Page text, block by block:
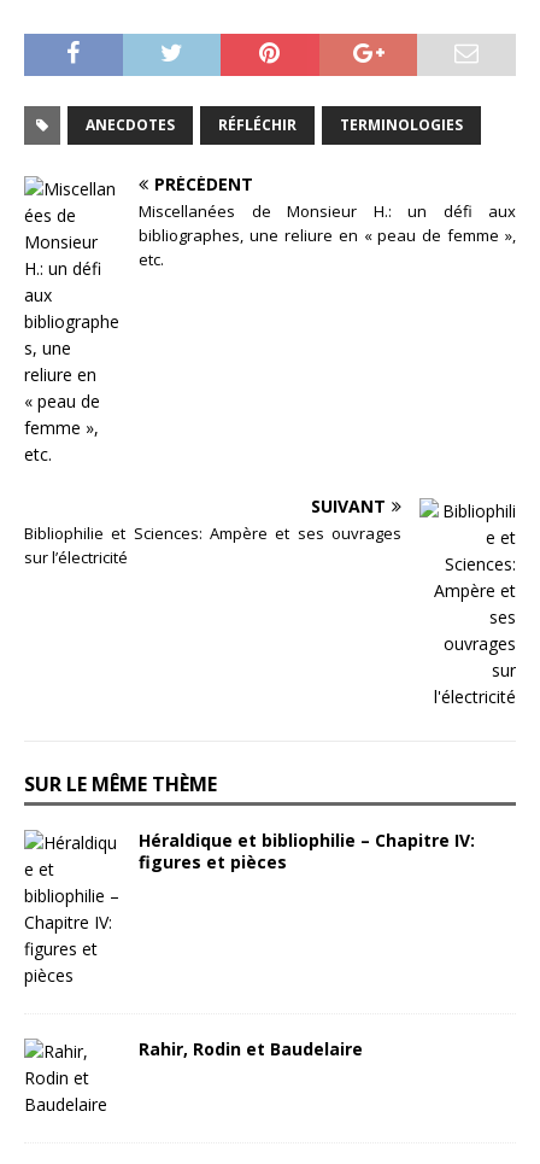
ANECDOTES RÉFLÉCHIR TERMINOLOGIES
PRÉCÉDENT
Miscellanées de Monsieur H.: un défi aux
bibliographes, une reliure en « peau de femme »,
etc.
SUIVANT
Bibliophilie et Sciences: Ampère et ses ouvrages
sur l’électricité
SUR LE MÊME THÈME
Héraldique et bibliophilie – Chapitre IV:
figures et pièces
Rahir, Rodin et Baudelaire